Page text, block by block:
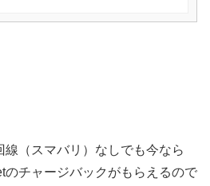
（スマバリ）なしでも今なら
チャージバックがもらえるので